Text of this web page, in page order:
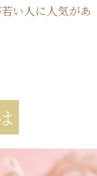
い人に人気があ